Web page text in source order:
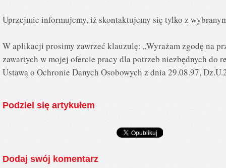
Uprzejmie informujemy, iż skontaktujemy się tylko z
W aplikacji prosimy zawrzeć klauzulę: „Wyrażam zgodę na
zawartych w mojej ofercie pracy dla potrzeb niezbędnych do
Ustawą o Ochronie Danych Osobowych z dnia 29.08.97,
Podziel się artykułem
Dodaj swój komentarz